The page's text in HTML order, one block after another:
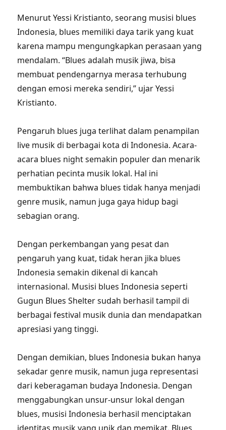
Menurut Yessi Kristianto, seorang musisi blues
Indonesia, blues memiliki daya tarik yang kuat
karena mampu mengungkapkan perasaan yang
mendalam. “Blues adalah musik jiwa, bisa
membuat pendengarnya merasa terhubung
dengan emosi mereka sendiri,” ujar Yessi
Kristianto.
Pengaruh blues juga terlihat dalam penampilan
live musik di berbagai kota di Indonesia. Acara-
acara blues night semakin populer dan menarik
perhatian pecinta musik lokal. Hal ini
membuktikan bahwa blues tidak hanya menjadi
genre musik, namun juga gaya hidup bagi
sebagian orang.
Dengan perkembangan yang pesat dan
pengaruh yang kuat, tidak heran jika blues
Indonesia semakin dikenal di kancah
internasional. Musisi blues Indonesia seperti
Gugun Blues Shelter sudah berhasil tampil di
berbagai festival musik dunia dan mendapatkan
apresiasi yang tinggi.
Dengan demikian, blues Indonesia bukan hanya
sekadar genre musik, namun juga representasi
dari keberagaman budaya Indonesia. Dengan
menggabungkan unsur-unsur lokal dengan
blues, musisi Indonesia berhasil menciptakan